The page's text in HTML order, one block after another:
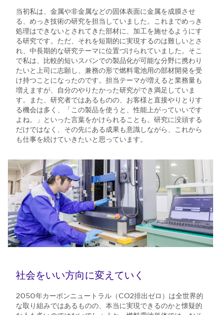
当初私は、金属や非金属などの固体表面に金属を成膜させ
る、めっき技術の研究を担当していました。これまでめっき
処理はできないとされてきた部材に、加工を施せるようにす
る研究です。ただ、それを短期的に実現するのは難しいとさ
れ、中長期的な研究テーマに位置づけられていました。そこ
で私は、比較的短いスパンでの製品化が可能な分野に携わり
たいと上司に志願し、兼務の形で燃料電池用の部材開発を受
け持つことになったのです。担当テーマが増えると業務量も
増えますが、自分のやりたかった研究ができ満足していま
す。また、研究者ではあるものの、お客様と直接やりとりす
る機会は多く、「この製品を使うと、性能上がっていいです
よね。」といった言葉をかけられることも。研究に没頭する
だけではなく、その先にある成果も意識しながら、これから
も仕事を続けていきたいと思っています。
社会をいい方向に変えていく
2050年カーボンニュートラル（CO2排出ゼロ）は全世界的
な取り組みではあるものの、本当に実現できるのかと懐疑的